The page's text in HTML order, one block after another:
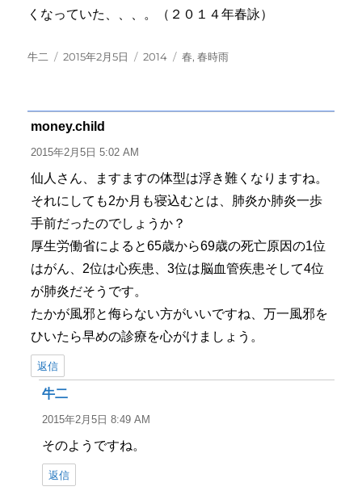
くなっていた、、、。（２０１４年春詠）
投
牛二
投
2015年2月5日
カ
2014
タ
春,春時雨
money.child
り:
2015年2月5日 5:02 AM
仙人さん、ますますの体型は浮き難くなりますね。
それにしても2か月も寝込むとは、肺炎か肺炎一歩
手前だったのでしょうか？
厚生労働省によると65歳から69歳の死亡原因の1位
はがん、2位は心疾患、3位は脳血管疾患そして4位
が肺炎だそうです。
たかが風邪と侮らない方がいいですね、万一風邪を
ひいたら早めの診療を心がけましょう。
返信
牛二よ
り:
2015年2月5日 8:49 AM
そのようですね。
返信